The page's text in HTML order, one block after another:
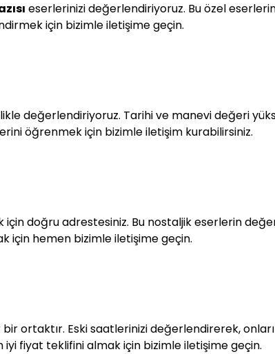
eserlerinizi değerlendiriyoruz. Bu özel eserlerin
için bizimle iletişime geçin.
değerlendiriyoruz. Tarihi ve manevi değeri
öğrenmek için bizimle iletişim kurabilirsiniz.
doğru adrestesiniz. Bu nostaljik eserlerin
için hemen bizimle iletişime geçin.
bir ortaktır. Eski saatlerinizi değerlendirerek,
iyi fiyat teklifini almak için bizimle iletişime geçin.